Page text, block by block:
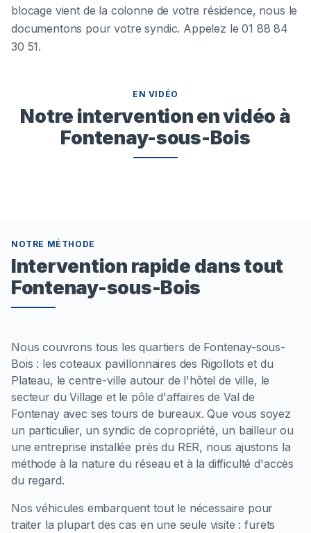
blocage vient de la colonne de votre résidence, nous le
documentons pour votre syndic. Appelez le 01 88 84
30 51.
EN VIDÉO
Notre intervention en vidéo à
Fontenay-sous-Bois
NOTRE MÉTHODE
Intervention rapide dans tout
Fontenay-sous-Bois
Nous couvrons tous les quartiers de Fontenay-sous-
Bois : les coteaux pavillonnaires des Rigollots et du
Plateau, le centre-ville autour de l'hôtel de ville, le
secteur du Village et le pôle d'affaires de Val de
Fontenay avec ses tours de bureaux. Que vous soyez
un particulier, un syndic de copropriété, un bailleur ou
une entreprise installée près du RER, nous ajustons la
méthode à la nature du réseau et à la difficulté d'accès
du regard.
Nos véhicules embarquent tout le nécessaire pour
traiter la plupart des cas en une seule visite : furets